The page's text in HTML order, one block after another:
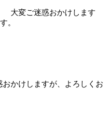
大変ご迷惑おかけします
。
かけしますが、よろしくお